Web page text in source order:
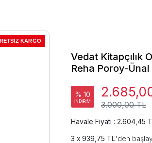
KARGO
Vedat Kitapçılık
Reha Poroy-
% 10
İNDİRİM 3.000,00 TL
Havale Fiyatı : 2.604,45
939,75 TL'den